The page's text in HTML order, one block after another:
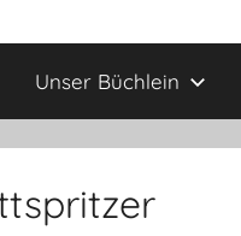
Unser Büchlein